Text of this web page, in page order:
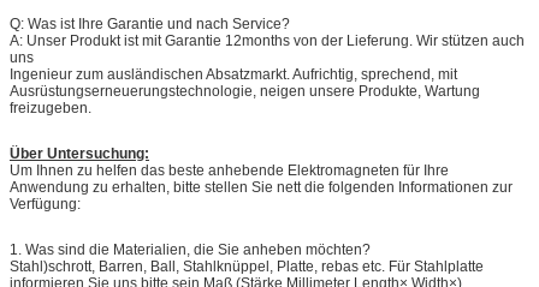
Q: Was ist Ihre Garantie und nach Service?
A: Unser Produkt ist mit Garantie 12months von der Lieferung. Wir stützen auch
uns
Ingenieur zum ausländischen Absatzmarkt. Aufrichtig, sprechend, mit
Ausrüstungserneuerungstechnologie, neigen unsere Produkte, Wartung
freizugeben.
Über Untersuchung:
Um Ihnen zu helfen das beste anhebende Elektromagneten für Ihre
Anwendung zu erhalten, bitte stellen Sie nett die folgenden Informationen zur
Verfügung:
1. Was sind die Materialien, die Sie anheben möchten?
Stahl)schrott, Barren, Ball, Stahlknüppel, Platte, rebas etc. Für Stahlplatte
informieren Sie uns bitte sein Maß (Stärke Millimeter Length× Width×)